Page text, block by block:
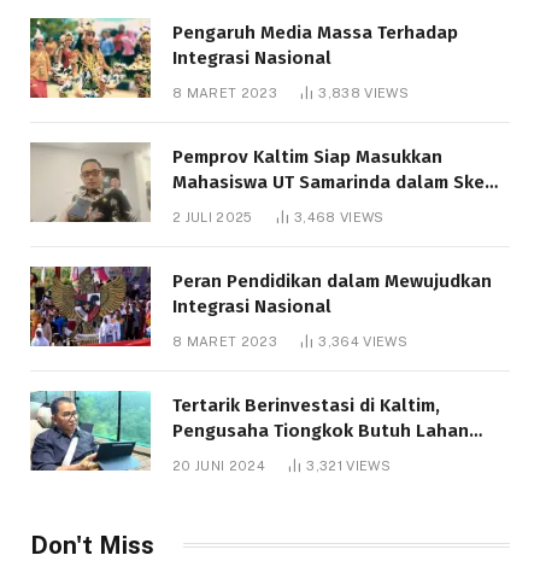
Pengaruh Media Massa Terhadap
Integrasi Nasional
8 MARET 2023 3,838VIEWS
Pemprov Kaltim Siap Masukkan
Mahasiswa UT Samarinda dalam Skema
Bantuan Pendidikan Gratispol
2 JULI 2025 3,468 VIEWS
Peran Pendidikan dalam Mewujudkan
Integrasi Nasional
8 MARET 2023 3,364VIEWS
Tertarik Berinvestasi di Kaltim,
Pengusaha Tiongkok Butuh Lahan
1.000 Hektare
20 JUNI 2024 3,321VIEWS
Don't Miss